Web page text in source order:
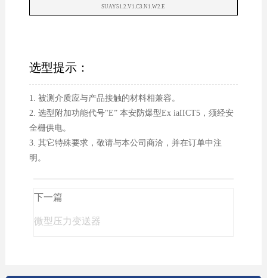
SUAY51.2.V1.C3.N1.W2.E
选型提示：
1. 被测介质应与产品接触的材料相兼容。
2. 选型附加功能代号"E” 本安防爆型Ex iaIICT5，须经安
全栅供电。
3. 其它特殊要求，敬请与本公司商洽，并在订单中注
明。
下一篇
微型压力变送器